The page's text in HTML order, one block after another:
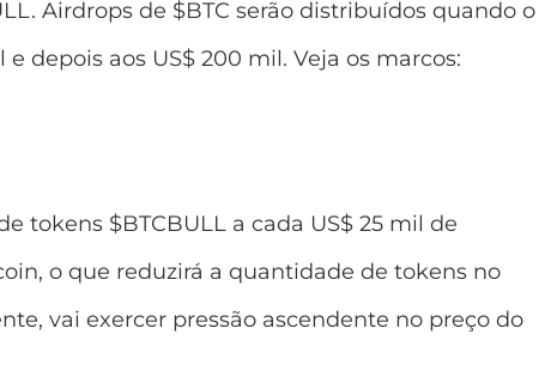
Airdrops de $BTC serão distribuídos quando o
depois aos US$ 200 mil. Veja os marcos:
tokens $BTCBULL a cada US$ 25 mil de
o que reduzirá a quantidade de tokens no
vai exercer pressão ascendente no preço do